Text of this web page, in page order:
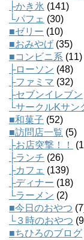
├かき氷 (141)
└パフェ (30)
■ゼリー (10)
■おみやげ (35)
■コンビニ系 (11)
├ローソン (48)
├ファミマ (32)
├セブンイレブン
└サークルKサン
■和菓子 (52)
■訪問店一覧 (5)
├お店突撃！！
├ランチ (26)
├カフェ (139)
├ディナー (18)
└ラーメン (2)
■今日のおやつ
└３時のおやつ
■ちひろのブログ